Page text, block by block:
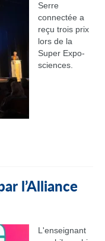
Serre
connectée a
reçu trois prix
lors de la
Super Expo-
sciences.
l’Alliance
L'enseignant